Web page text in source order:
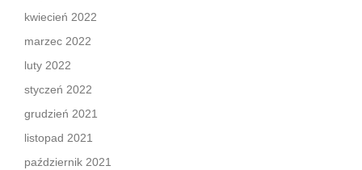
kwiecień 2022
marzec 2022
luty 2022
styczeń 2022
grudzień 2021
listopad 2021
październik 2021